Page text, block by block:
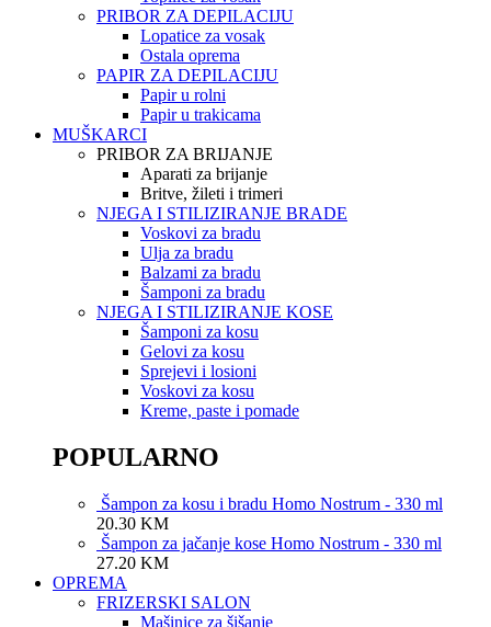
PRIBOR ZA DEPILACIJU
Lopatice za vosak
Ostala oprema
PAPIR ZA DEPILACIJU
Papir u rolni
Papir u trakicama
MUŠKARCI
PRIBOR ZA BRIJANJE
Aparati za brijanje
Britve, žileti i trimeri
NJEGA I STILIZIRANJE BRADE
Voskovi za bradu
Ulja za bradu
Balzami za bradu
Šamponi za bradu
NJEGA I STILIZIRANJE KOSE
Šamponi za kosu
Gelovi za kosu
Sprejevi i losioni
Voskovi za kosu
Kreme, paste i pomade
POPULARNO
Šampon za kosu i bradu Homo Nostrum - 330 ml
20.30 KM
Šampon za jačanje kose Homo Nostrum - 330 ml
27.20 KM
OPREMA
FRIZERSKI SALON
Mašinice za šišanje